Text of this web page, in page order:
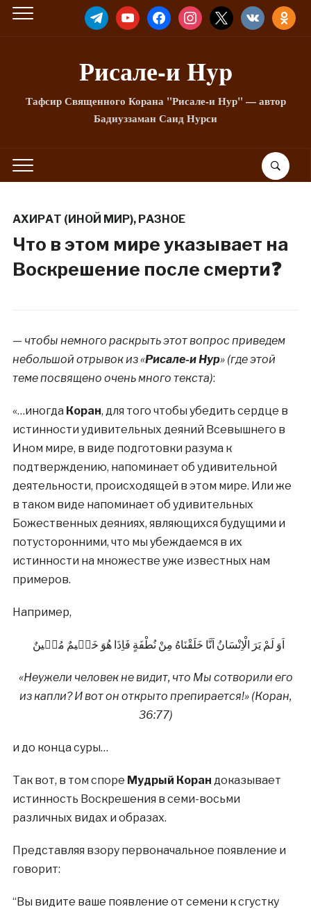
TELEGRAMYOUTUBEFACEBOOKINSTAGRAM
X VKONTAKTE
Рисале-и Hyp
Тафсир Священного Корана "Рисале-и Нур" — автор
Бадиуззаман Саид Нурси
АХИРАТ (ИНОЙ МИР), РАЗНОЕ
​​Что в этом мире указывает на
Воскрешение после смерти❓
— чтобы немного раскрыть этот вопрос приведем
небольшой отрывок из «Рисале-и Нур» (где этой
теме посвящено очень много текста):
«…иногда Коран, для того чтобы убедить сердце в
истинности удивительных деяний Всевышнего в
Ином мире, в виде подготовки разума к
подтверждению, напоминает об удивительной
деятельности, происходящей в этом мире. Или же
в таком виде напоминает об удивительных
Божественных деяниях, являющихся будущими и
потусторонними, что мы убеждаемся в их
истинности на множестве уже известных нам
примеров.
Например,
اَوَ لَمْ يَرَ الْاِنْسَانُ اَنَّا خَلَقْنَاهُ مِنْ نُطْفَةٍ فَاِذَا هُوَ خَصٖيمٌ مُبٖينٌ
«Неужели человек не видит, что Мы сотворили его
из капли? И вот он открыто препирается!» (Коран,
36:77)
и до конца суры…
Так вот, в том споре Мудрый Коран доказывает
истинность Воскрешения в семи-восьми
различных видах и образах.
Представляя взору первоначальное появление и
говорит:
“Вы видите ваше появление от семени к сгустку